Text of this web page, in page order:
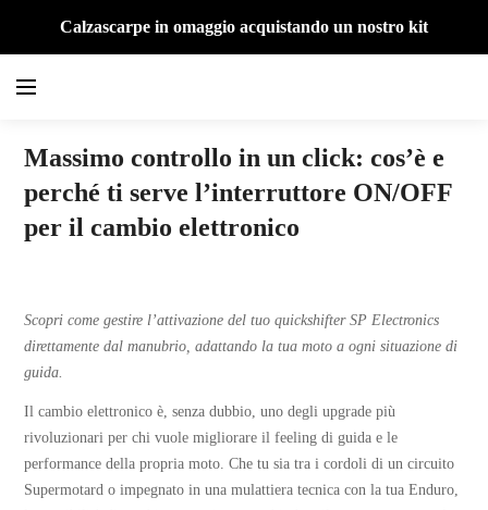
Calzascarpe in omaggio acquistando un nostro kit
Massimo controllo in un click: cos’è e
perché ti serve l’interruttore ON/OFF
per il cambio elettronico
SP Magazine
Scopri come gestire l’attivazione del tuo quickshifter SP Electronics
direttamente dal manubrio, adattando la tua moto a ogni situazione di
guida.
Il cambio elettronico è, senza dubbio, uno degli upgrade più
rivoluzionari per chi vuole migliorare il feeling di guida e le
performance della propria moto. Che tu sia tra i cordoli di un circuito
Supermotard o impegnato in una mulattiera tecnica con la tua Enduro,